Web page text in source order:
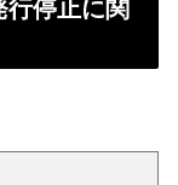
停止に関